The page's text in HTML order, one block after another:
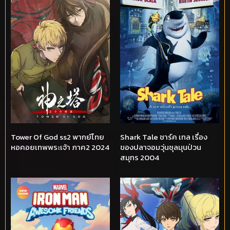
Tower Of God ss2 พากย์ไทย
หอคอยเทพพระเจ้า ภาค2 2024
Shark Tale ชาร์ค เทล เรื่อง
ของปลาจอมวุ่นชุลมุนป่วน
สมุทร 2004